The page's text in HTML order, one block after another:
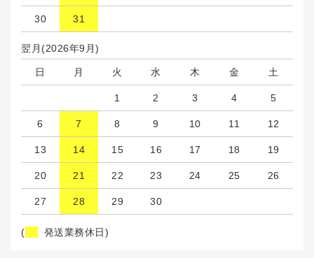
30 31
翌月(2026年9月)
日 月 火 水 木 金 土
1 2 3 4 5
6 7 8 9 10 11 12
13 14 15 16 17 18 19
20 21 22 23 24 25 26
27 28 29 30
( 発送業務休日)